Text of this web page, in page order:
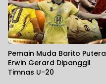
Pemain Muda Barito Putera
Erwin Gerard Dipanggil
Timnas U-20